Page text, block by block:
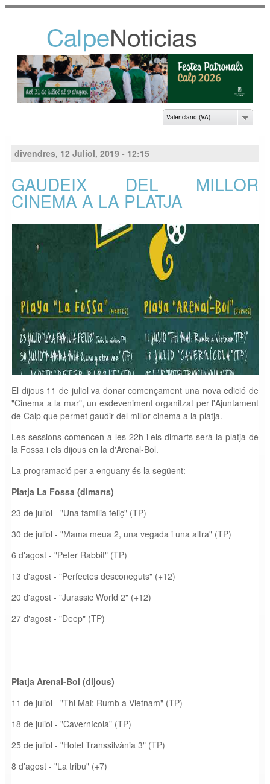
NOTICIAS DEL
AYUNTAMIENTO DE
Valenciano (VA)
divendres, 12 Juliol, 2019 - 12:15
GAUDEIX DEL MILLOR
CINEMA A LA PLATJA
El dijous 11 de juliol va donar començament una nova edició de
"Cinema a la mar", un esdeveniment organitzat per l'Ajuntament
de Calp que permet gaudir del millor cinema a la platja.
Les sessions comencen a les 22h i els dimarts serà la platja de
la Fossa i els dijous en la d'Arenal-Bol.
La programació per a enguany és la següent:
Platja La Fossa (dimarts)
23 de juliol - "Una família feliç" (TP)
30 de juliol - "Mama meua 2, una vegada i una altra" (TP)
6 d'agost - "Peter Rabbit" (TP)
13 d'agost - "Perfectes desconeguts" (+12)
20 d'agost - "Jurassic World 2" (+12)
27 d'agost - "Deep" (TP)
Platja Arenal-Bol (dijous)
11 de juliol - "Thi Mai: Rumb a Vietnam" (TP)
18 de juliol - "Cavernícola" (TP)
25 de juliol - "Hotel Transsilvània 3" (TP)
8 d'agost - "La tribu" (+7)